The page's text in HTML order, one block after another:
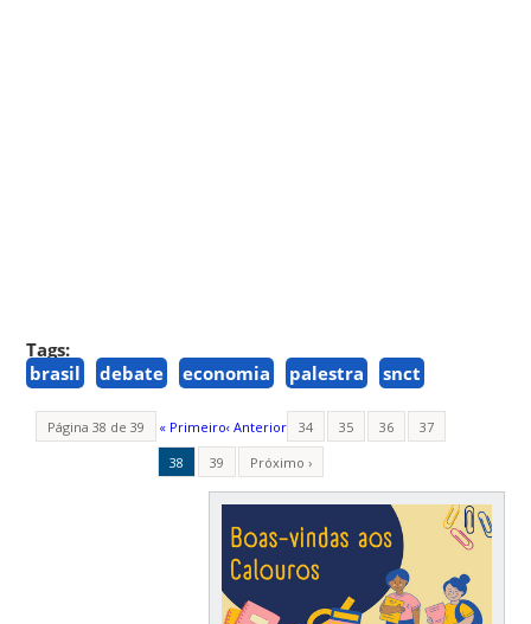
Tags:
brasil
debate economia palestra snct
Página 38 de 39 « Primeiro‹ Anterior 34 35 36
37
38
39 Próximo ›